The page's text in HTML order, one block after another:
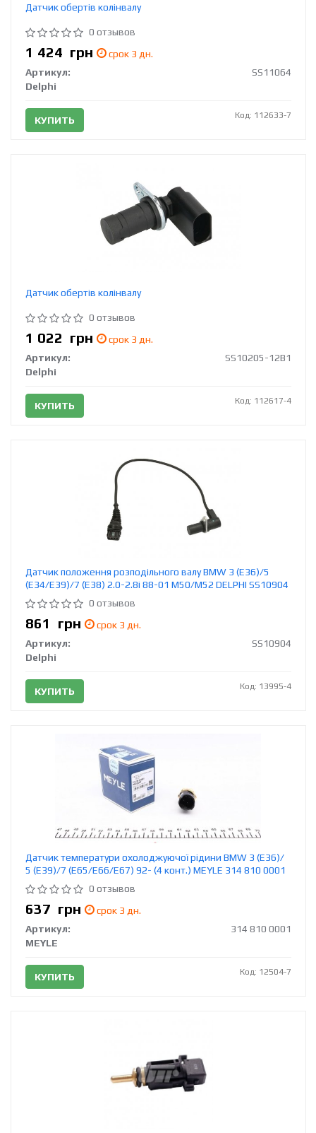
Датчик обертів колінвалу
0 отзывов
1 424 грн
срок 3 дн.
Артикул:
SS11064
Delphi
КУПИТЬ Код: 112633-7
Датчик обертів колінвалу
0 отзывов
1 022 грн
срок 3 дн.
Артикул:
SS10205-12B1
Delphi
КУПИТЬ Код: 112617-4
Датчик положення розподільного валу BMW 3 (E36)/5
(E34/E39)/7 (E38) 2.0-2.8i 88-01 M50/M52 DELPHI SS10904
0 отзывов
861 грн
срок 3 дн.
Артикул:
SS10904
Delphi
КУПИТЬ Код: 13995-4
Датчик температури охолоджуючої рідини BMW 3 (E36)/
5 (E39)/7 (E65/E66/E67) 92- (4 конт.) MEYLE 314 810 0001
0 отзывов
637 грн
срок 3 дн.
Артикул:
314 810 0001
MEYLE
КУПИТЬ Код: 12504-7